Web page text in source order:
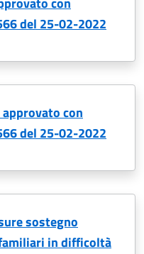
del 25-02-2022
con
del 25-02-2022
sostegno
familiari in difficoltà